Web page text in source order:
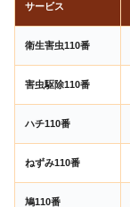
サービス
衛生害虫110番
害虫駆除110番
ハチ110番
ねずみ110番
鳩110番